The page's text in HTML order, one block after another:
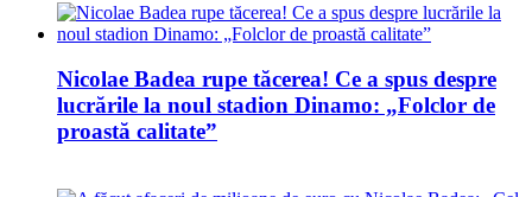
Nicolae Badea rupe tăcerea! Ce a spus despre
lucrările la noul stadion Dinamo: „Folclor de
proastă calitate”